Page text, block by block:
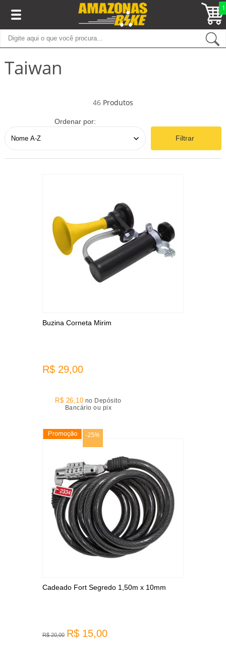
1
Taiwan
46
Ordenar por:
Filtrar
Buzina Corneta Mirim
R$ 29,00
R$ 26,10 no Depósito
Bancário ou pix
-25%
Cadeado Fort Segredo 1,50m x 10mm
R$ 20,00 R$ 15,00